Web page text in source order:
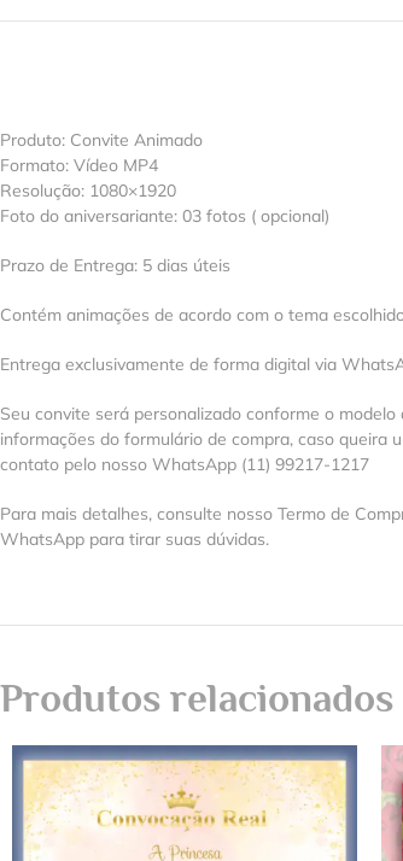
Produto: Convite Animado
Formato: Vídeo MP4
Resolução: 1080×1920
Foto do aniversariante: 03 fotos ( opcional)
Prazo de Entrega: 5 dias úteis
Contém animações de acordo com o tema
Entrega exclusivamente de forma digital via
Seu convite será personalizado conforme o modelo
informações do formulário de compra, caso queira
contato pelo nosso WhatsApp (11) 99217-1217
Para mais detalhes, consulte nosso Termo de
WhatsApp para tirar suas dúvidas.
Produtos relacionados